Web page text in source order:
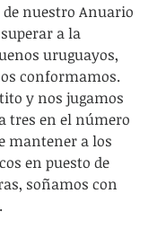
de nuestro Anuario
a la
uruguayos,
conformamos.
y nos jugamos
tres en el número
mantener a los
en puesto de
soñamos con